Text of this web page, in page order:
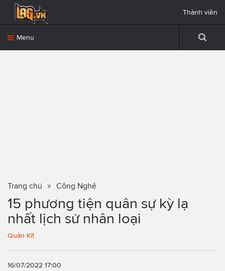
Menu
Thành viên
Trang chủ Công Nghệ
15 phương tiện quân sự kỳ lạ
nhất lịch sử nhân loại
Quân Kít
16/07/2022 17:00